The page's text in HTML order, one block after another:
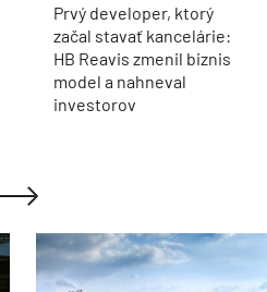
Prvý developer, ktorý
začal stavať kancelárie:
HB Reavis zmenil biznis
model a nahneval
investorov